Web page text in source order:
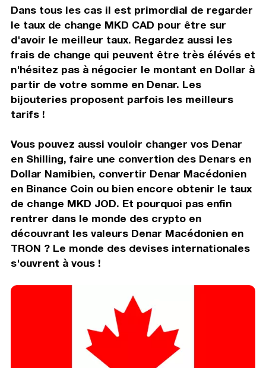
Dans tous les cas il est primordial de regarder
le taux de change MKD CAD pour être sur
d'avoir le meilleur taux. Regardez aussi les
frais de change qui peuvent être très élévés et
n'hésitez pas à négocier le montant en Dollar à
partir de votre somme en Denar. Les
bijouteries proposent parfois les meilleurs
tarifs !
Vous pouvez aussi vouloir changer vos Denar
en Shilling, faire une convertion des Denars en
Dollar Namibien, convertir Denar Macédonien
en Binance Coin ou bien encore obtenir le taux
de change MKD JOD. Et pourquoi pas enfin
rentrer dans le monde des crypto en
découvrant les valeurs Denar Macédonien en
TRON ? Le monde des devises internationales
s'ouvrent à vous !